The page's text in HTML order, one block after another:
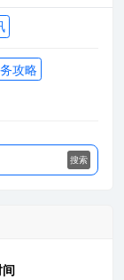
攻略
搜索
间